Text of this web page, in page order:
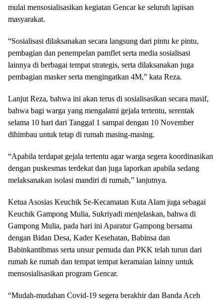
mulai mensosialisasikan kegiatan Gencar ke seluruh lapisan
masyarakat.
“Sosialisasi dilaksanakan secara langsung dari pintu ke pintu,
pembagian dan penempelan pamflet serta media sosialisasi
lainnya di berbagai tempat strategis, serta dilaksanakan juga
pembagian masker serta mengingatkan 4M,” kata Reza.
Lanjut Reza, bahwa ini akan terus di sosialisasikan secara masif,
bahwa bagi warga yang mengalami gejala tertentu, serentak
selama 10 hari dari Tanggal 1 sampai dengan 10 November
dihimbau untuk tetap di rumah masing-masing.
“Apabila terdapat gejala tertentu agar warga segera koordinasikan
dengan puskesmas terdekat dan juga laporkan apabila sedang
melaksanakan isolasi mandiri di rumah,” lanjutnya.
Ketua Asosias Keuchik Se-Kecamatan Kuta Alam juga sebagai
Keuchik Gampong Mulia, Sukriyadi menjelaskan, bahwa di
Gampong Mulia, pada hari ini Aparatur Gampong bersama
dengan Bidan Desa, Kader Kesehatan, Babinsa dan
Babinkantibmas serta unsur pemuda dan PKK telah turun dari
rumah ke rumah dan tempat tempat keramaian lainny untuk
mensosialisasikan program Gencar.
“Mudah-mudahan Covid-19 segera berakhir dan Banda Aceh